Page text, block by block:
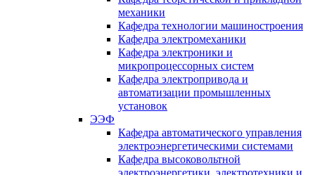
механики
Кафедра технологии машиностроения
Кафедра электромеханики
Кафедра электроники и
микропроцессорных систем
Кафедра электропривода и
автоматизации промышленных
установок
ЭЭФ
Кафедра автоматического управления
электроэнергетическими системами
Кафедра высоковольтной
электроэнергетики, электротехники и